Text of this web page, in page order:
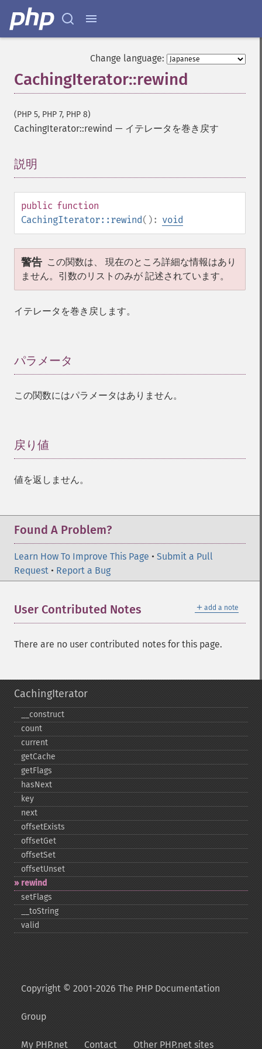
Change language:
CachingIterator::rewind
(PHP 5, PHP 7, PHP 8)
CachingIterator::rewind — イテレータを巻き戻す
説明
public function
CachingIterator::rewind(): void
警告 この関数は、 現在のところ詳細な情報はあり
ません。引数のリストのみが 記述されています。
イテレータを巻き戻します。
パラメータ
この関数にはパラメータはありません。
戻り値
値を返しません。
Found A Problem?
Learn How To Improve This Page • Submit a Pull
Request • Report a Bug
＋ add a note
User Contributed Notes
There are no user contributed notes for this page.
CachingIterator
_​_​construct
count
current
getCache
getFlags
hasNext
key
next
offsetExists
offsetGet
offsetSet
offsetUnset
rewind
setFlags
_​_​toString
valid
Copyright © 2001-2026 The PHP Documentation
Group
My PHP.net Contact Other PHP.net sites